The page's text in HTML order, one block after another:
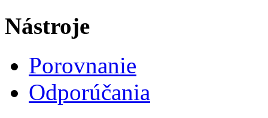
Nástroje
Porovnanie
Odporúčania